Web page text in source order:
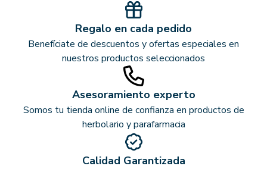
Regalo en cada pedido
Benefíciate de descuentos y ofertas especiales en
nuestros productos seleccionados
Asesoramiento experto
Somos tu tienda online de confianza en productos de
herbolario y parafarmacia
Calidad Garantizada